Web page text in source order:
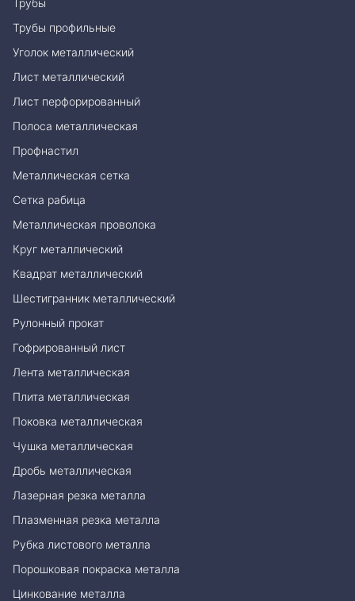
Трубы
Трубы профильные
Уголок металлический
Лист металлический
Лист перфорированный
Полоса металлическая
Профнастил
Металлическая сетка
Сетка рабица
Металлическая проволока
Круг металлический
Квадрат металлический
Шестигранник металлический
Рулонный прокат
Гофрированный лист
Лента металлическая
Плита металлическая
Поковка металлическая
Чушка металлическая
Дробь металлическая
Лазерная резка металла
Плазменная резка металла
Рубка листового металла
Порошковая покраска металла
Цинкование металла